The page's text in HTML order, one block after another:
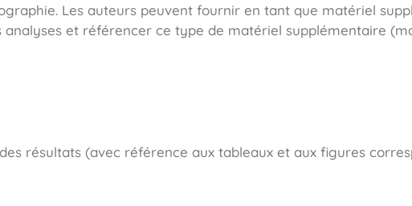
Les auteurs peuvent fournir en tant que matériel
et référencer ce type de matériel supplémentaire
résultats (avec référence aux tableaux et aux figures